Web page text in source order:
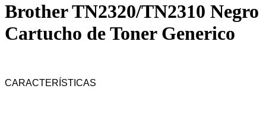
Brother TN2320/TN2310 Negro
Cartucho de Toner Generico
CARACTERÍSTICAS